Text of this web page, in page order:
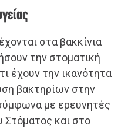
στα βακκίνια
την στοματική
έχουν την ικανότητα
βακτηρίων στην
με ερευνητές
Στόματος και στο